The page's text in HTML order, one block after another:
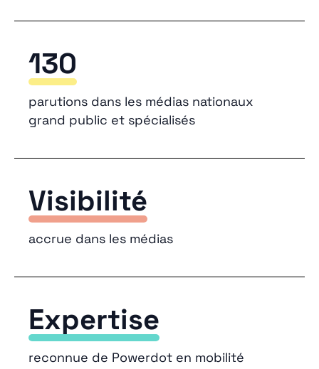
130
parutions dans les médias nationaux
grand public et spécialisés
Visibilité
accrue dans les médias
Expertise
reconnue de Powerdot en mobilité